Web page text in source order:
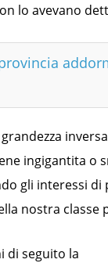
lo avevano
ingigantita o
gli interessi di
nostra classe
di seguito la